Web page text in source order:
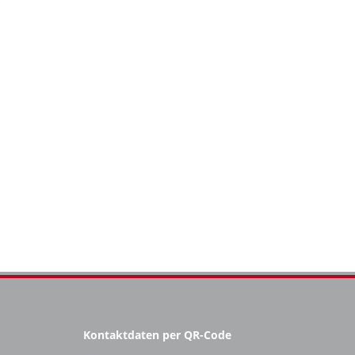
Kontaktdaten per QR-Code